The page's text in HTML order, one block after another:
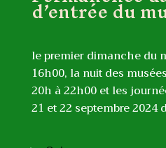
d’entrée du
le premier dimanche du
16h00, la nuit des
20h à 22h00 et les
21 et 22 septembre 2024